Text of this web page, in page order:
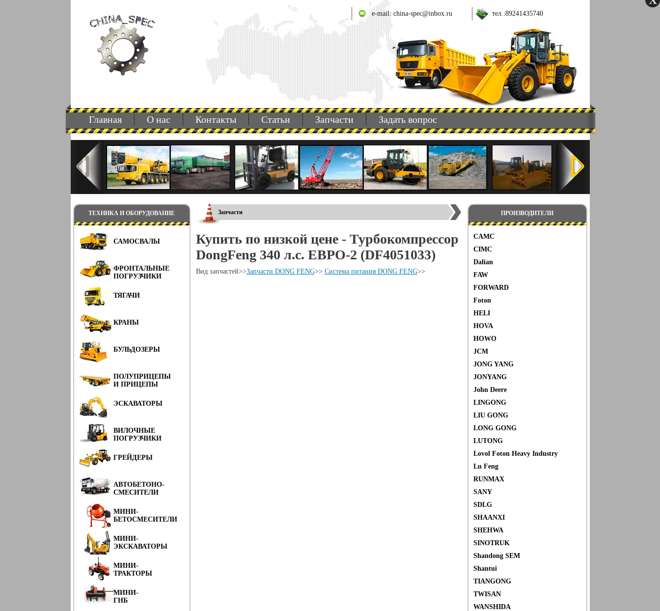
e-mail: china-spec@inbox.ru тел.:89241435740
Главная О нас Контакты Статьи Запчасти Задать вопрос
ТЕХНИКА И ОБОРУДОВАНИЕ
САМОСВАЛЫ
ФРОНТАЛЬНЫЕ
ПОГРУЗЧИКИ
ТЯГАЧИ
КРАНЫ
БУЛЬДОЗЕРЫ
ПОЛУПРИЦЕПЫ
И ПРИЦЕПЫ
ЭСКАВАТОРЫ
ВИЛОЧНЫЕ
ПОГРУЗЧИКИ
ГРЕЙДЕРЫ
АВТОБЕТОНО-
СМЕСИТЕЛИ
МИНИ-
БЕТОСМЕСИТЕЛИ
МИНИ-
ЭКСКАВАТОРЫ
МИНИ-
ТРАКТОРЫ
МИНИ-
ГНБ
ПРОИЗВОДИТЕЛИ
CAMC
CIMC
Dalian
FAW
FORWARD
Foton
HELI
HOVA
HOWO
JCM
JONG YANG
JONYANG
John Deere
LINGONG
LIU GONG
LONG GONG
LUTONG
Lovol Foton Heavy Industry
Lu Feng
RUNMAX
SANY
SDLG
SHAANXI
SHEHWA
SINOTRUK
Shandong SEM
Shantui
TIANGONG
TWISAN
WANSHIDA
Запчасти
Купить по низкой цене - Турбокомпрессор
DongFeng 340 л.с. ЕВРО-2 (DF4051033)
Вид запчастей>>Запчасти DONG FENG>> Система питания DONG FENG>>